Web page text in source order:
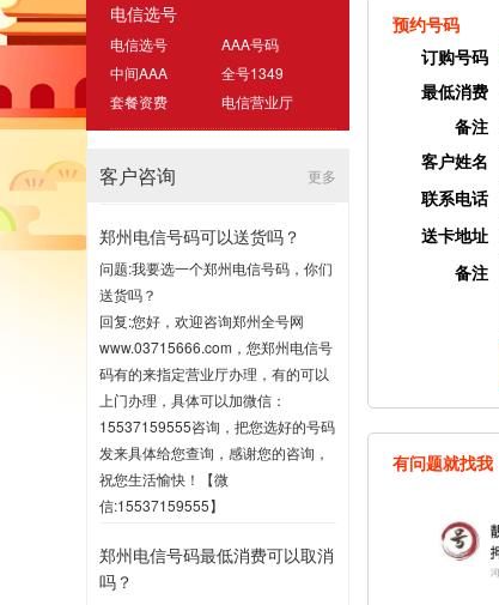
电信选号
电信选号
AAA号码
中间AAA
全号1349
套餐资费
电信营业厅
更多
客户咨询
郑州电信号码可以送货吗？
问题:我要选一个郑州电信号码，你们
送货吗？
回复:您好，欢迎咨询郑州全号网
www.03715666.com，您郑州电信号
码有的来指定营业厅办理，有的可以
上门办理，具体可以加微信：
15537159555咨询，把您选好的号码
发来具体给您查询，感谢您的咨询，
祝您生活愉快！【微
信:15537159555】
郑州电信号码最低消费可以取消
吗？
预约号码
订购号码
最低消费
备注
客户姓名
联系电话
送卡地址
备注
有问题就找我